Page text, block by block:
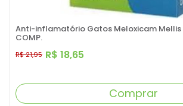
Anti-inflamatório Gatos Meloxicam Mellis
COMP.
R$ 18,65
R$ 21,95
Comprar